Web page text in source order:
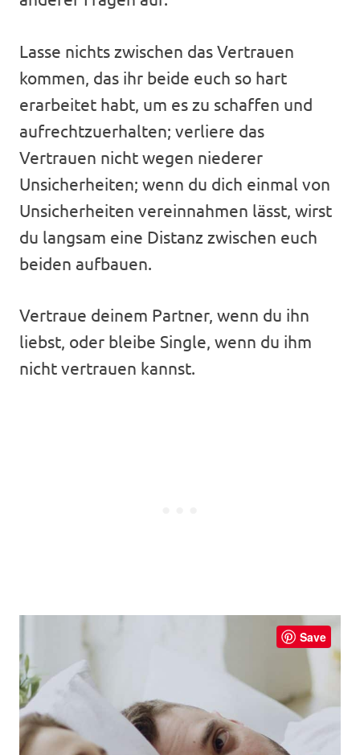
Lasse nichts zwischen das Vertrauen
kommen, das ihr beide euch so hart
erarbeitet habt, um es zu schaffen und
aufrechtzuerhalten; verliere das
Vertrauen nicht wegen niederer
Unsicherheiten; wenn du dich einmal von
Unsicherheiten vereinnahmen lässt, wirst
du langsam eine Distanz zwischen euch
beiden aufbauen.
Vertraue deinem Partner, wenn du ihn
liebst, oder bleibe Single, wenn du ihm
nicht vertrauen kannst.
Save